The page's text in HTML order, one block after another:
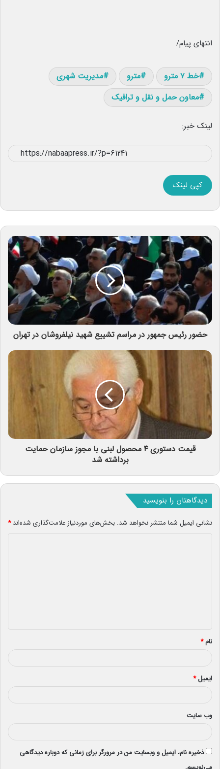
انتهای پیام/
خط ۷ مترو مترو
مدیریت شهری
معاون حمل و نقل و ترافیک
لینک خبر:
کپی لینک
حضور رئیس جمهور در مراسم تشییع شهید نیلفروشان در تهران
قیمت دستوری ۴ محصول لبنی با مجوز سازمان حمایت
برداشته شد
دیدگاهتان را بنویسید
نشانی ایمیل شما منتشر نخواهد شد. بخش‌های موردنیاز علامت‌گذاری شده‌اند*
*
نام*
ایمیل*
وب‌ سایت
ذخیره نام، ایمیل و وبسایت من در مرورگر برای زمانی که دوباره دیدگاهی